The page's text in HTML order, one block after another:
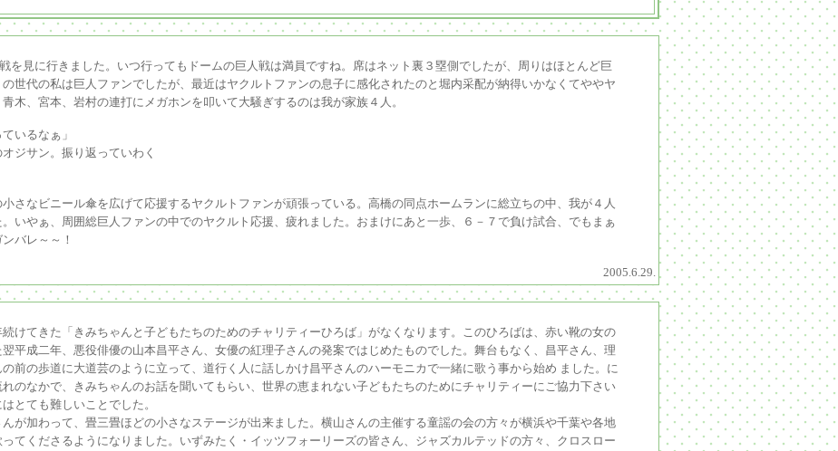
を見に行きました。いつ行ってもドームの巨人戦は満員ですね。席はネット裏３塁側でしたが、周りはほとんど巨
世代の私は巨人ファンでしたが、最近はヤクルトファンの息子に感化されたのと堀内采配が納得いかなくてややヤ
木、宮本、岩村の連打にメガホンを叩いて大騒ぎするのは我が家族４人。
いるなぁ」
サン。振り返っていわく
さなビニール傘を広げて応援するヤクルトファンが頑張っている。高橋の同点ホームランに総立ちの中、我が４人
いやぁ、周囲総巨人ファンの中でのヤクルト応援、疲れました。おまけにあと一歩、６－７で負け試合、でもまぁ
バレ～～！
2005.6.29.
けてきた「きみちゃんと子どもたちのためのチャリティーひろば」がなくなります。このひろばは、赤い靴の女の
平成二年、悪役俳優の山本昌平さん、女優の紅理子さんの発案ではじめたものでした。舞台もなく、昌平さん、理
前の歩道に大道芸のように立って、道行く人に話しかけ昌平さんのハーモニカで一緒に歌う事から始め ました。に
のなかで、きみちゃんのお話を聞いてもらい、世界の恵まれない子どもたちのためにチャリティーにご協力下さい
とても難しいことでした。
が加わって、畳三畳ほどの小さなステージが出来ました。横山さんの主催する童謡の会の方々が横浜や千葉や各地
てくださるようになりました。いずみたく・イッツフォーリーズの皆さん、ジャズカルテッドの方々、クロスロー